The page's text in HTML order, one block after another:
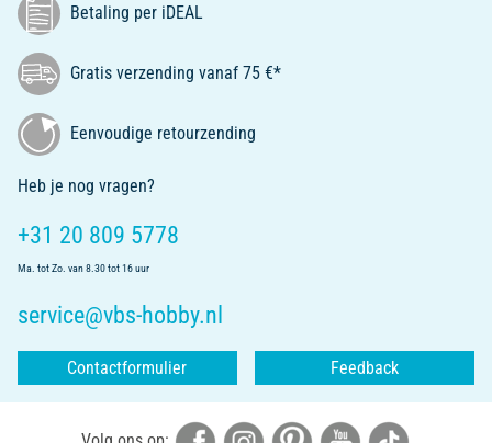
Betaling per iDEAL
Gratis verzending vanaf 75 €*
Eenvoudige retourzending
Heb je nog vragen?
+31 20 809 5778
Ma. tot Zo. van 8.30 tot 16 uur
service@vbs-hobby.nl
Contactformulier Feedback